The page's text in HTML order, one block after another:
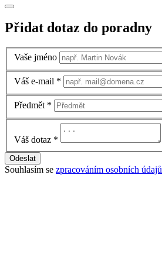
Přidat dotaz do poradny
Vaše jméno
Váš e-mail *
Předmět *
Váš dotaz *
Odeslat
Souhlasím se zpracováním osobních údajů